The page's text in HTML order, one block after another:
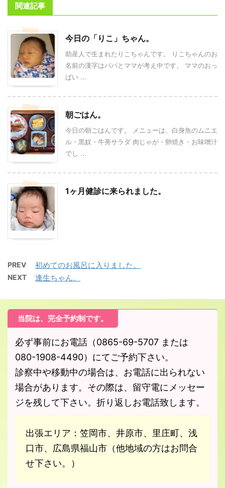
関連記事
今日の「りこ」ちゃん。
助産人で生まれたりこちゃんです。 りこちゃんのお
名前の漢字はパパとママが考え中です。 ママのおっ
ぱい ...
朝ごはん。
今日の朝ごはんです。 メニューは、白身魚のムニエ
ル・黒奴・牛蒡サラダ 肉じゃが・卵焼き・お味噌汁
でし ...
1ヶ月健診に来られました。
PREV 初めてのお風呂に入りました。
NEXT 逢生ちゃん。
当院は、完全予約制です。
必ず事前にお電話（0865-69-5707 または
080-1908-4490）にてご予約下さい。
診察中や移動中の場合は、お電話に出られない
場合があります。その際は、留守電にメッセー
ジを残して下さい。折り返しお電話致します。
出張エリア：笠岡市、井原市、里庄町、浅
口市、広島県福山市（他地域の方はお問合
せ下さい。）